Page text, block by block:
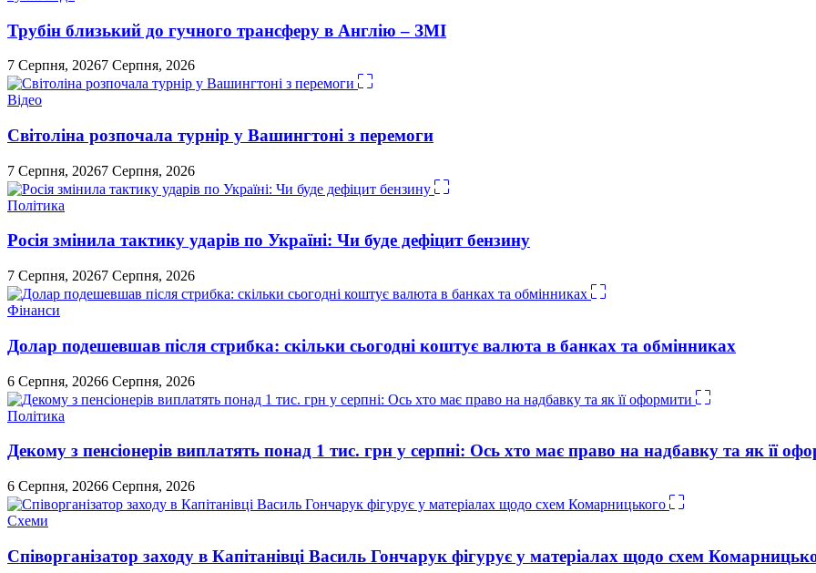
Трубін близький до гучного трансферу в Англію – ЗМІ
7 Серпня, 20267 Серпня, 2026
Відео
Світоліна розпочала турнір у Вашингтоні з перемоги
7 Серпня, 20267 Серпня, 2026
Політика
Росія змінила тактику ударів по Україні: Чи буде дефіцит бензину
7 Серпня, 20267 Серпня, 2026
Фінанси
Долар подешевшав після стрибка: скільки сьогодні коштує валюта в банках та обмінниках
6 Серпня, 20266 Серпня, 2026
Політика
Декому з пенсіонерів виплатять понад 1 тис. грн у серпні: Ось хто має право на надбавку та як її
6 Серпня, 20266 Серпня, 2026
Схеми
Співорганізатор заходу в Капітанівці Василь Гончарук фігурує у матеріалах щодо схем